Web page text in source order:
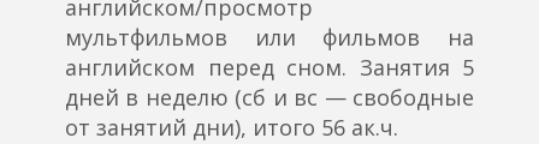
английском/просмотр
мультфильмов или фильмов на
английском перед сном. Занятия 5
дней в неделю (сб и вс — свободные
от занятий дни), итого 56 ак.ч.